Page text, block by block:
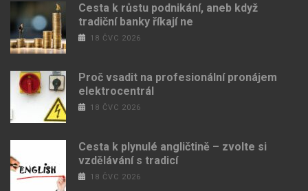
Cesta k růstu podnikání, aneb když
tradiční banky říkají ne
18 ČVC 2026
Proč vsadit na profesionální pronájem
elektrocentrál
18 ČVC 2026
Cesta k plynulé angličtině – zvolte si
vzdělávání s tradicí
18 ČVC 2026